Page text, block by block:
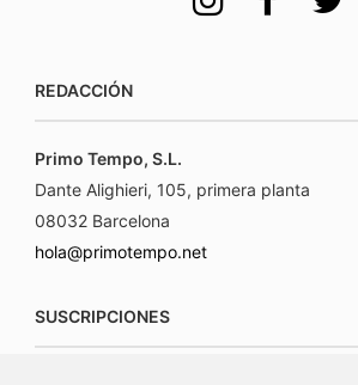
REDACCIÓN
Primo Tempo, S.L.
Dante Alighieri, 105, primera planta
08032 Barcelona
hola@primotempo.net
SUSCRIPCIONES